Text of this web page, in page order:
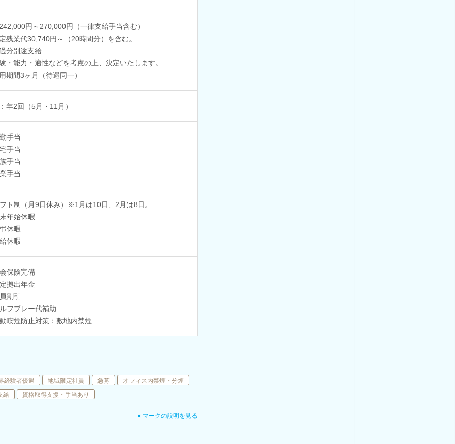
円～270,000円（一律支給手当含む）
残業代30,740円～（20時間分）を含む。
別途支給
・能力・適性などを考慮の上、決定いたします。
期間3ヶ月（待遇同一）
年2回（5月・11月）
手当
手当
手当
手当
ト制（月9日休み）※1月は10日、2月は8日。
年始休暇
休暇
休暇
保険完備
拠出年金
割引
フプレー代補助
喫煙防止対策：敷地内禁煙
経験者優遇 地域限定社員 急募
オフィス内禁煙・分煙
給
資格取得支援・手当あり
マークの説明を見る